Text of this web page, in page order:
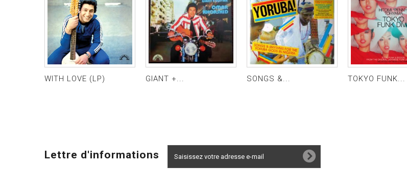
WITH LOVE (LP) GIANT +... SONGS &... TOKYO FUNK...
Lettre d'informations